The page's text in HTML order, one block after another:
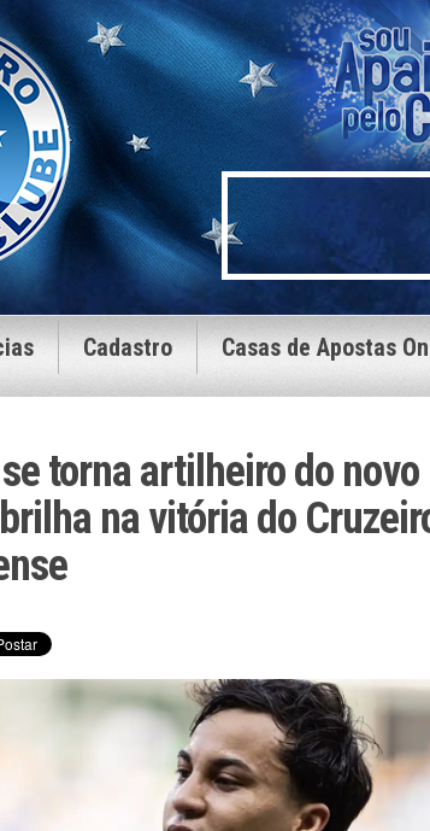
Cadastro Casas de Apostas
torna artilheiro do novo
na vitória do